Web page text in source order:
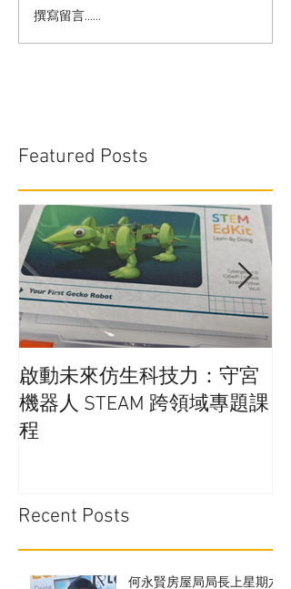
撰寫留言......
Featured Posts
啟動未來仿生科技力：守宮
機器人 STEAM 跨領域專題課
程
Recent Posts
何永賢房屋局局長上星期六